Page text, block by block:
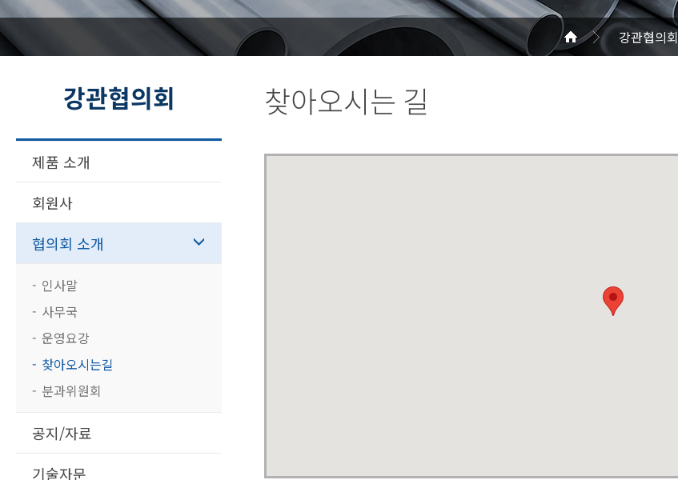
사진/영상
공모
사진/영상
사진/영상
사진/영상
강관협의회
강관협의회
제품 소개
회원사
협의회 소개
인사말
사무국
운영요강
찾아오시는길
분과위원회
공지/자료
기술자문
찾아오시는 길